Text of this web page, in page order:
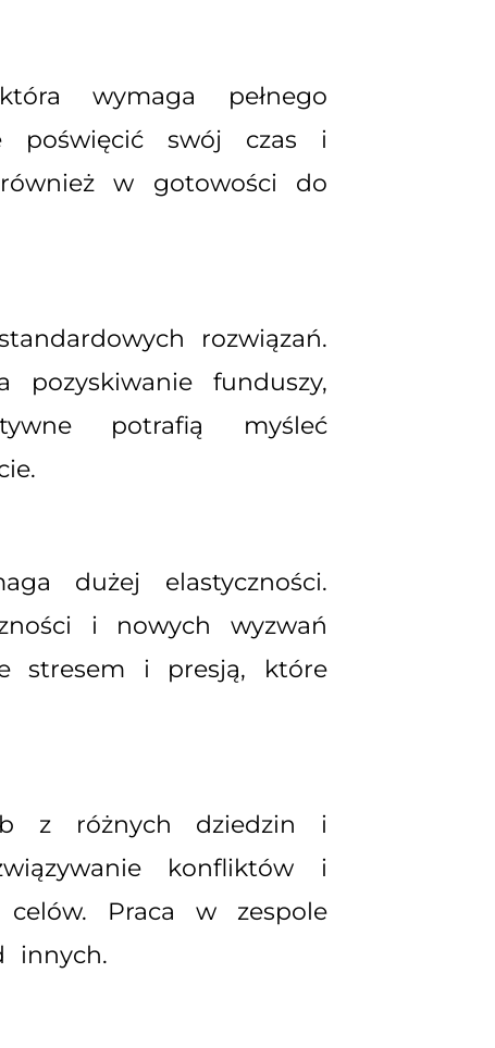
wymaga pełnego
poświęcić swój czas i
w gotowości do
rozwiązań.
pozyskiwanie funduszy,
potrafią myśleć
dużej elastyczności.
i nowych wyzwań
stresem i presją, które
z różnych dziedzin i
konfliktów i
Praca w zespole
innych.